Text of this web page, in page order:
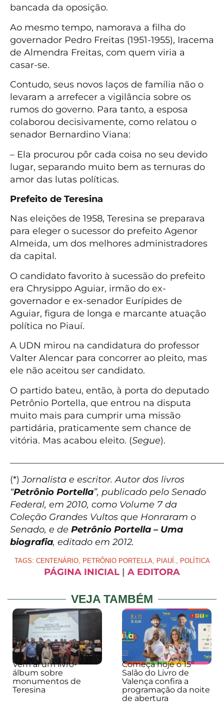
bancada da oposição.
Ao mesmo tempo, namorava a filha do
governador Pedro Freitas (1951-1955), Iracema
de Almendra Freitas, com quem viria a
casar-se.
Contudo, seus novos laços de família não o
levaram a arrefecer a vigilância sobre os
rumos do governo. Para tanto, a esposa
colaborou decisivamente, como relatou o
senador Bernardino Viana:
– Ela procurou pôr cada coisa no seu devido
lugar, separando muito bem as ternuras do
amor das lutas políticas.
Prefeito de Teresina
Nas eleições de 1958, Teresina se preparava
para eleger o sucessor do prefeito Agenor
Almeida, um dos melhores administradores
da capital.
O candidato favorito à sucessão do prefeito
era Chrysippo Aguiar, irmão do ex-
governador e ex-senador Eurípides de
Aguiar, figura de longa e marcante atuação
política no Piauí.
A UDN mirou na candidatura do professor
Valter Alencar para concorrer ao pleito, mas
ele não aceitou ser candidato.
O partido bateu, então, à porta do deputado
Petrônio Portella, que entrou na disputa
muito mais para cumprir uma missão
partidária, praticamente sem chance de
vitória. Mas acabou eleito. (Segue).
(*)Jornalista e escritor. Autor dos livros
“Petrônio Portella”, publicado pelo Senado
Federal, em 2010, como Volume 7 da
Coleção Grandes Vultos que Honraram o
Senado, e de Petrônio Portella – Uma
biografia, editado em 2012.
TAGS: CENTENÁRIO, PETRÔNIO PORTELLA, PIAUÍ. POLÍTICA
PÁGINA INICIAL | A EDITORA
VEJA TAMBÉM
Vem aí um livro-
álbum sobre
monumentos de
Teresina
Começa hoje o 15º
Salão do Livro de
Valença confira a
programação da noite
de abertura